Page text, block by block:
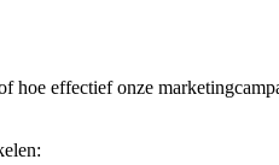
effectief onze